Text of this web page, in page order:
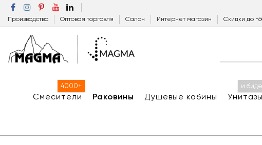
Производство Оптовая торговля Салон Интернет магазин Скидки до
Смесители
4000+
Раковины Душевые кабины Унитазы
и биде